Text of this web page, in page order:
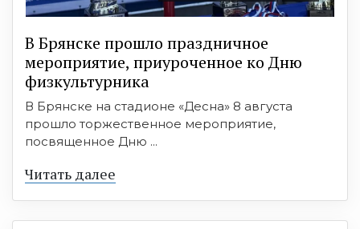
В Брянске прошло праздничное
мероприятие, приуроченное ко Дню
физкультурника
В Брянске на стадионе «Десна» 8 августа
прошло торжественное мероприятие,
посвященное Дню ...
Читать далее